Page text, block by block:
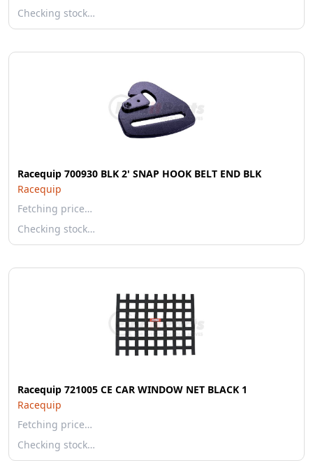
Checking stock…
Racequip 700930 BLK 2' SNAP HOOK BELT END BLK
Racequip
Fetching price…
Checking stock…
Racequip 721005 CE CAR WINDOW NET BLACK 1
Racequip
Fetching price…
Checking stock…